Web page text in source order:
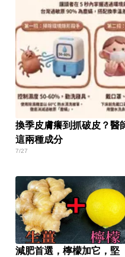
換季皮膚癢到抓破皮？醫
這兩種成分
7/27
減肥首選，檸檬加它，堅